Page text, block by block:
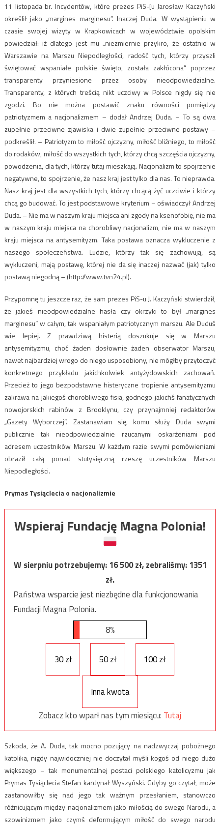
11 listopada br. Incydentów, które prezes PiS-[u Jarosław Kaczyński
określił jako „margines marginesu”. Inaczej Duda. W wystąpieniu w
czasie swojej wizyty w Krapkowicach w województwie opolskim
powiedział: iż dlatego jest mu „niezmiernie przykro, że ostatnio w
Warszawie na Marszu Niepodległości, radość tych, którzy przyszli
świętować wspaniałe polskie święto, została zakłócona” poprzez
transparenty przyniesione przez osoby nieodpowiedzialne.
Transparenty, z których treścią nikt uczciwy w Polsce nigdy się nie
zgodzi. Bo nie można postawić znaku równości pomiędzy
patriotyzmem a nacjonalizmem – dodał Andrzej Duda. – To są dwa
zupełnie przeciwne zjawiska i dwie zupełnie przeciwne postawy –
podkreślił. – Patriotyzm to miłość ojczyzny, miłość bliźniego, to miłość
do rodaków, miłość do wszystkich tych, którzy chcą szczęścia ojczyzny,
powodzenia, dla tych, którzy tutaj mieszkają. Nacjonalizm to spojrzenie
negatywne, to spojrzenie, że nasz kraj jest tylko dla nas. To nieprawda.
Nasz kraj jest dla wszystkich tych, którzy chcącą żyć uczciwie i którzy
chcą go budować. To jest podstawowe kryterium – oświadczył Andrzej
Duda. – Nie ma w naszym kraju miejsca ani zgody na ksenofobię, nie ma
w naszym kraju miejsca na chorobliwy nacjonalizm, nie ma w naszym
kraju miejsca na antysemityzm. Taka postawa oznacza wykluczenie z
naszego społeczeństwa. Ludzie, którzy tak się zachowują, są
wykluczeni, mają postawę, której nie da się inaczej nazwać (jak) tylko
postawą niegodną – (http://www.tvn24.pl).
Przypomnę tu jeszcze raz, że sam prezes PiS-u J. Kaczyński stwierdził,
że jakieś nieodpowiedzialne hasła czy okrzyki to był „margines
marginesu” w całym, tak wspaniałym patriotycznym marszu. Ale Duduś
wie lepiej. Z prawdziwą histerią doszukuje się w Marszu
antysemityzmu, choć żaden dosłownie żaden obserwator Marszu,
nawet najbardziej wrogo do niego usposobiony, nie mógłby przytoczyć
konkretnego przykładu jakichkolwiek antyżydowskich zachowań.
Przecież to jego bezpodstawne histeryczne tropienie antysemityzmu
zakrawa na jakiegoś chorobliwego fisia, godnego jakichś fanatycznych
nowojorskich rabinów z Brooklynu, czy przynajmniej redaktorów
„Gazety Wyborczej”. Zastanawiam się, komu służy Duda swymi
publicznie tak nieodpowiedzialnie rzucanymi oskarżeniami pod
adresem uczestników Marszu. W każdym razie swymi pomówieniami
obraził całą ponad stutysięczną rzeszę uczestników Marszu
Niepodległości.
Prymas Tysiąclecia o nacjonalizmie
Wspieraj Fundację Magna Polonia!
W sierpniu potrzebujemy:16 500zł, zebraliśmy:1351
zł.
Państwa wsparcie jest niezbędne dla funkcjonowania
Fundacji Magna Polonia.
8%
30 zł 50 zł 100 zł
Inna kwota
Zobacz kto wparł nas tym miesiącu: Tutaj
Szkoda, że A. Duda, tak mocno pozujący na nadzwyczaj pobożnego
katolika, nigdy najwidoczniej nie doczytał myśli kogoś od niego dużo
większego – tak monumentalnej postaci polskiego katolicyzmu jak
Prymas Tysiąclecia Stefan kardynał Wyszyński. Gdyby go czytał, może
zastanowiłby się nad jego tak ważnym przesłaniem, stanowczo
różnicującym między nacjonalizmem jako miłością do swego Narodu, a
szowinizmem jako czymś deformującym miłość do swego narodu